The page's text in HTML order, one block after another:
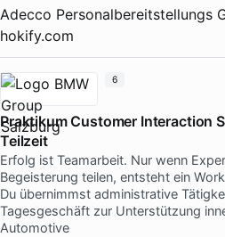
Adecco Personalbereitstellungs
hokify.com
Praktikum Customer Interaction
Teilzeit
Erfolg ist Teamarbeit. Nur wenn
Begeisterung teilen, entsteht ein
Du übernimmst administrative
Tagesgeschäft zur Unterstützung
Automotive
6